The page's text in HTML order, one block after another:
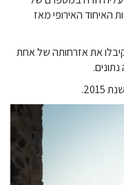
האיחוד האירופי מאז
בריטניה קיבלו את אזרחותה של אחת